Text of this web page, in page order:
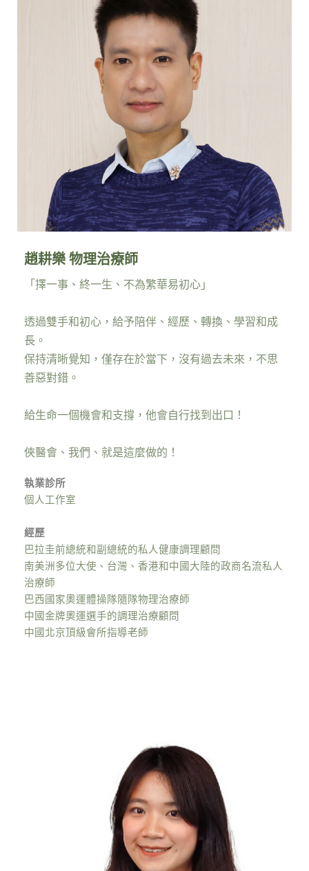
趙耕樂 物理治療師
「擇一事、終一生、不為繁華易初心」
透過雙手和初心，給予陪伴、經歷、轉換、學習和成
長。
保持清晰覺知，僅存在於當下，沒有過去未來，不思
善惡對錯。
給生命一個機會和支撐，他會自行找到出口！
俠醫會、我們、就是這麼做的！
執業診所
個人工作室
經歷
巴拉圭前總統和副總統的私人健康調理顧問
南美洲多位大使、台灣、香港和中國大陸的政商名流私人
治療師
巴西國家奧運體操隊隨隊物理治療師
中國金牌奧運選手的調理治療顧問
中國北京頂級會所指導老師